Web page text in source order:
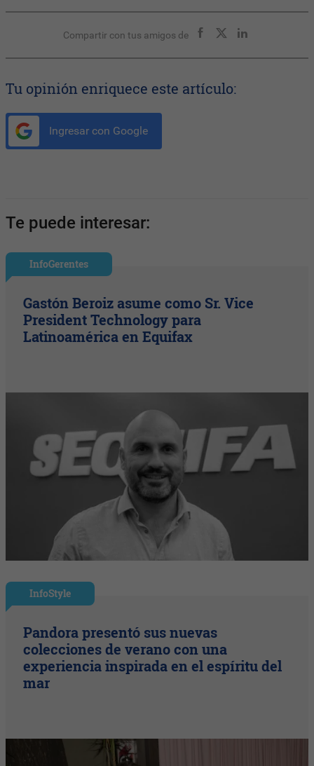
Compartir con tus amigos de
Tu opinión enriquece este artículo:
Ingresar con Google
Te puede interesar:
InfoGerentes
Gastón Beroiz asume como Sr. Vice
President Technology para
Latinoamérica en Equifax
InfoStyle
Pandora presentó sus nuevas
colecciones de verano con una
experiencia inspirada en el espíritu del
mar